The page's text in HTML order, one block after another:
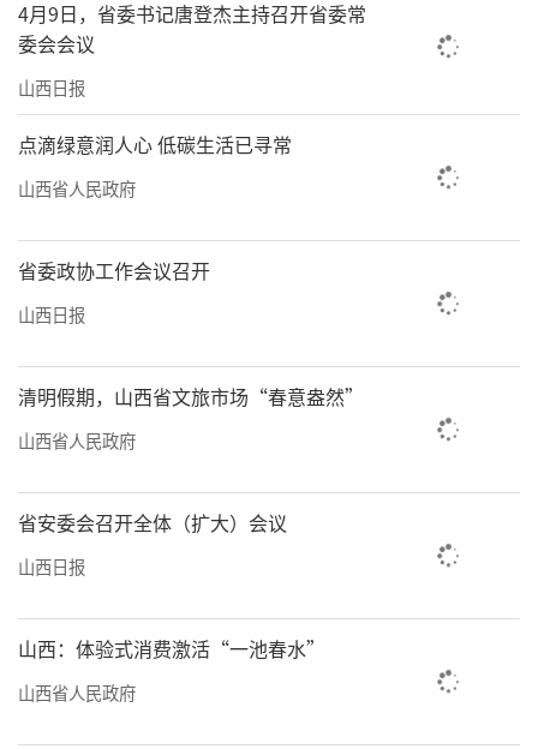
4月9日，省委书记唐登杰主持召开省委常
委会会议
山西日报
点滴绿意润人心 低碳生活已寻常
山西省人民政府
省委政协工作会议召开
山西日报
清明假期，山西省文旅市场“春意盎然”
山西省人民政府
省安委会召开全体（扩大）会议
山西日报
山西：体验式消费激活“一池春水”
山西省人民政府